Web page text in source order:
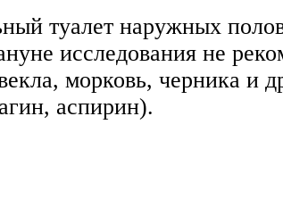
туалет наружных
исследования не
морковь, черника и
аспирин).